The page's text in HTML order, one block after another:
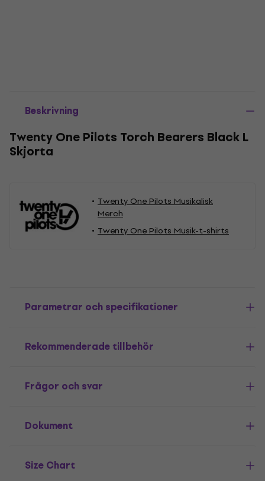
Beskrivning
Twenty One Pilots Torch Bearers Black L
Skjorta
Twenty One Pilots Musikalisk
Merch
Twenty One Pilots Musik-t-shirts
Parametrar och specifikationer
Rekommenderade tillbehör
Frågor och svar
Dokument
Size Chart